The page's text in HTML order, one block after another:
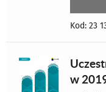
Kod: 23
w